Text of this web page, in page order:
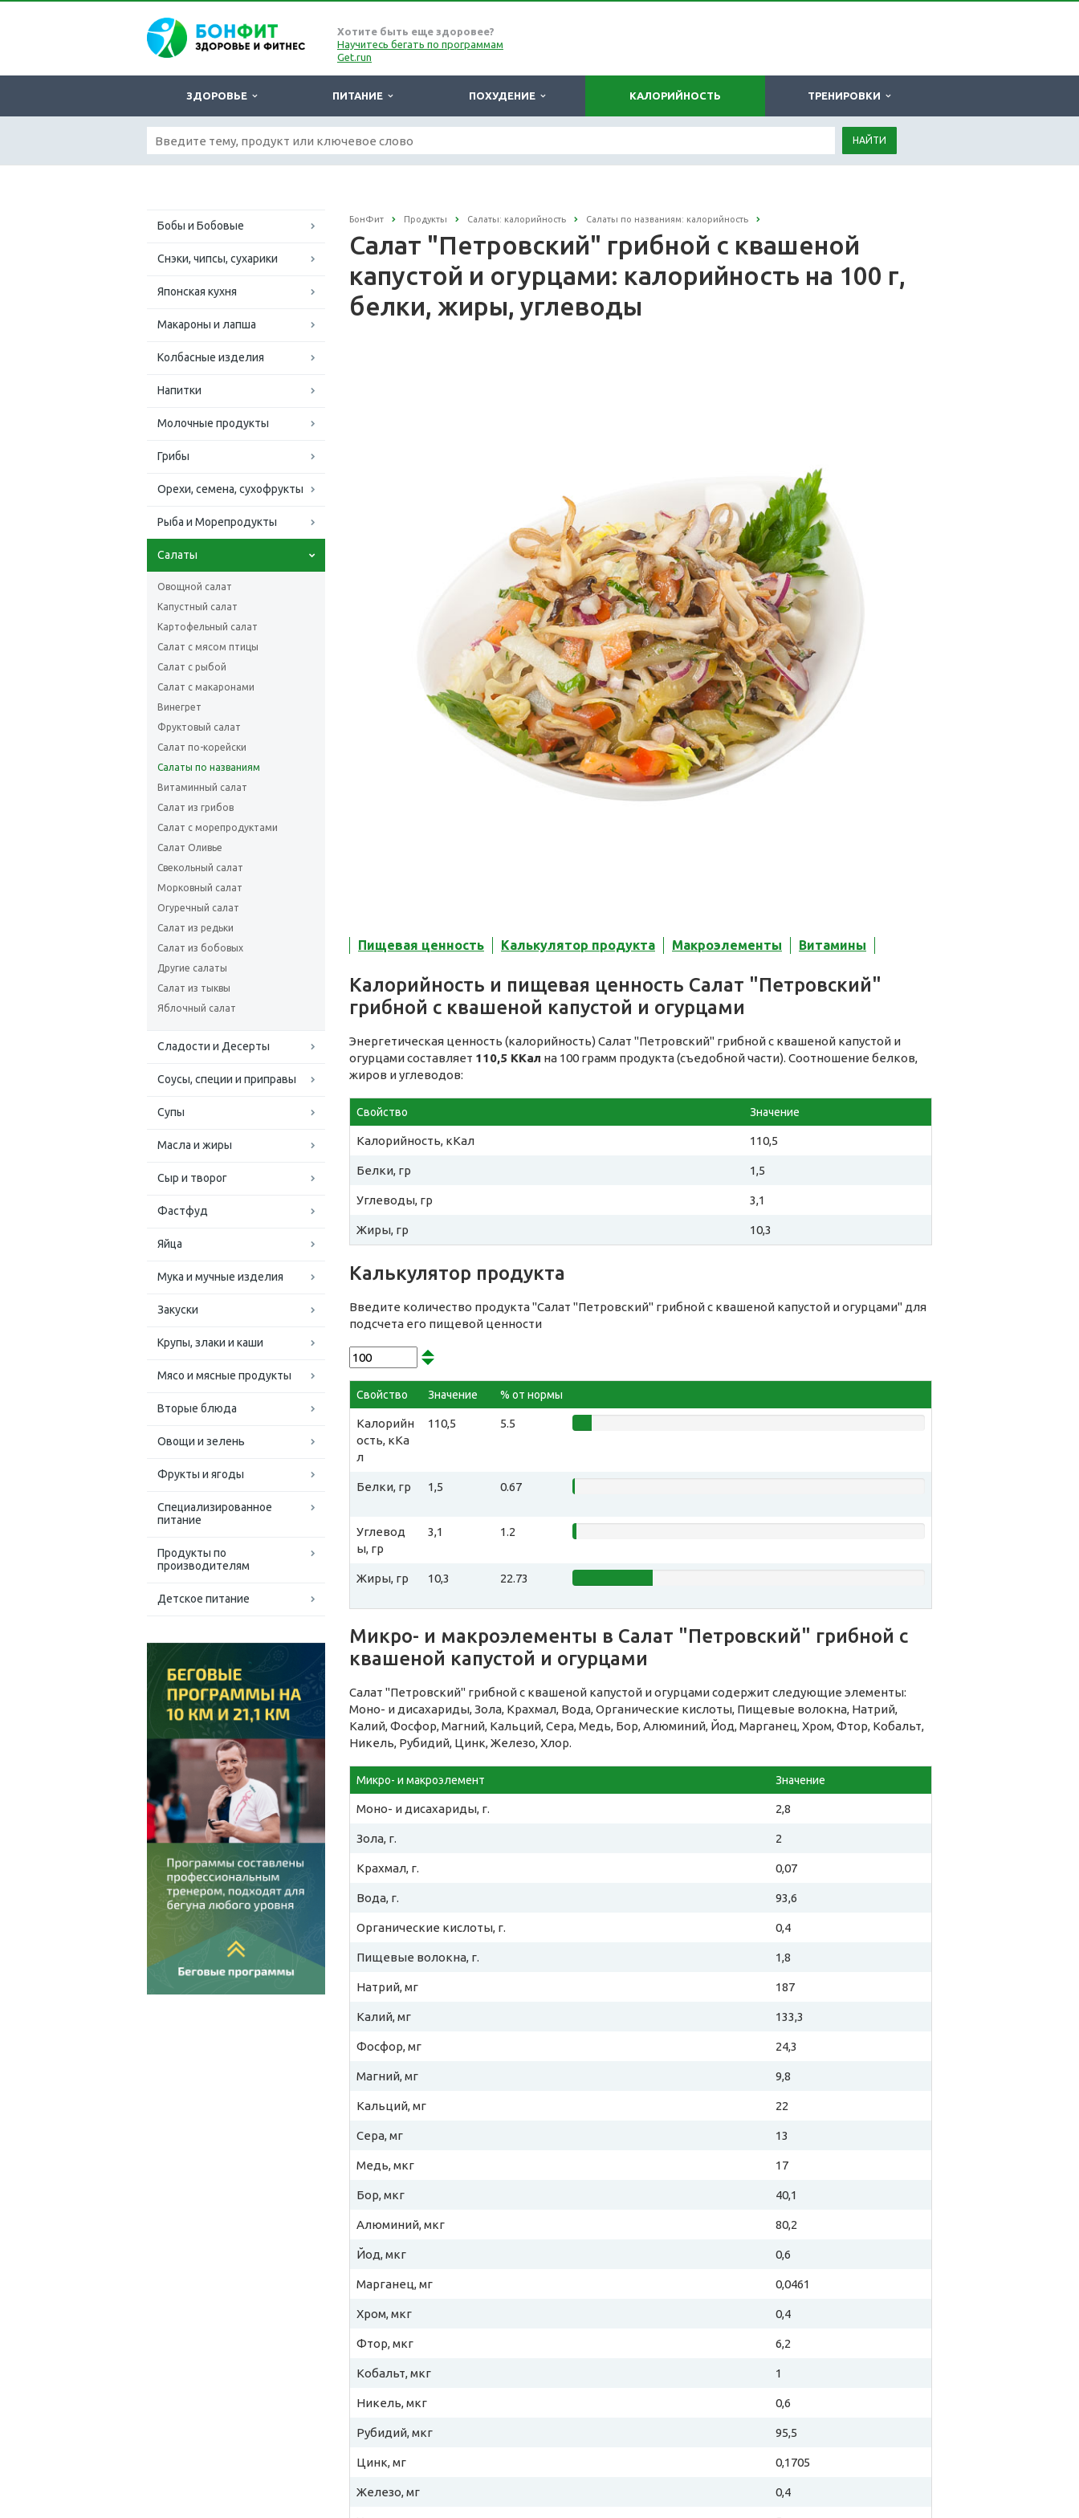
Хотите быть еще здоровее?
Научитесь бегать по программам
Get.run
ЗДОРОВЬЕ ПИТАНИЕ ПОХУДЕНИЕ КАЛОРИЙНОСТЬ ТРЕНИРОВКИ
НАЙТИ
Бобы и Бобовые
Снэки, чипсы, сухарики
Японская кухня
Макароны и лапша
Колбасные изделия
Напитки
Молочные продукты
Грибы
Орехи, семена, сухофрукты
Рыба и Морепродукты
Салаты
Овощной салат
Капустный салат
Картофельный салат
Салат с мясом птицы
Салат с рыбой
Салат с макаронами
Винегрет
Фруктовый салат
Салат по-корейски
Салаты по названиям
Витаминный салат
Салат из грибов
Салат с морепродуктами
Салат Оливье
Свекольный салат
Морковный салат
Огуречный салат
Салат из редьки
Салат из бобовых
Другие салаты
Салат из тыквы
Яблочный салат
Сладости и Десерты
Соусы, специи и приправы
Супы
Масла и жиры
Сыр и творог
Фастфуд
Яйца
Мука и мучные изделия
Закуски
Крупы, злаки и каши
Мясо и мясные продукты
Вторые блюда
Овощи и зелень
Фрукты и ягоды
Специализированное
питание
Продукты по
производителям
Детское питание
БонФит Продукты Салаты: калорийность Салаты по названиям: калорийность
Салат "Петровский" грибной с квашеной
капустой и огурцами: калорийность на 100 г,
белки, жиры, углеводы
Пищевая ценность Калькулятор продукта Макроэлементы Витамины
Калорийность и пищевая ценность Салат "Петровский"
грибной с квашеной капустой и огурцами
Энергетическая ценность (калорийность) Салат "Петровский" грибной с квашеной капустой и
огурцами составляет 110,5 ККал на 100 грамм продукта (съедобной части). Соотношение белков,
жиров и углеводов:
Свойство Значение
Калорийность, кКал 110,5
Белки, гр 1,5
Углеводы, гр 3,1
Жиры, гр 10,3
Калькулятор продукта
Введите количество продукта "Салат "Петровский" грибной с квашеной капустой и огурцами" для
подсчета его пищевой ценности
Свойство Значение % от нормы
Калорийн
ость, кКа
л
110,5 5.5
Белки, гр 1,5 0.67
Углевод
ы, гр
3,1 1.2
Жиры, гр 10,3 22.73
Микро- и макроэлементы в Салат "Петровский" грибной с
квашеной капустой и огурцами
Салат "Петровский" грибной с квашеной капустой и огурцами содержит следующие элементы:
Моно- и дисахариды, Зола, Крахмал, Вода, Органические кислоты, Пищевые волокна, Натрий,
Калий, Фосфор, Магний, Кальций, Сера, Медь, Бор, Алюминий, Йод, Марганец, Хром, Фтор, Кобальт,
Никель, Рубидий, Цинк, Железо, Хлор.
Микро- и макроэлемент Значение
Моно- и дисахариды, г. 2,8
Зола, г. 2
Крахмал, г. 0,07
Вода, г. 93,6
Органические кислоты, г. 0,4
Пищевые волокна, г. 1,8
Натрий, мг 187
Калий, мг 133,3
Фосфор, мг 24,3
Магний, мг 9,8
Кальций, мг 22
Сера, мг 13
Медь, мкг 17
Бор, мкг 40,1
Алюминий, мкг 80,2
Йод, мкг 0,6
Марганец, мг 0,0461
Хром, мкг 0,4
Фтор, мкг 6,2
Кобальт, мкг 1
Никель, мкг 0,6
Рубидий, мкг 95,5
Цинк, мг 0,1705
Железо, мг 0,4